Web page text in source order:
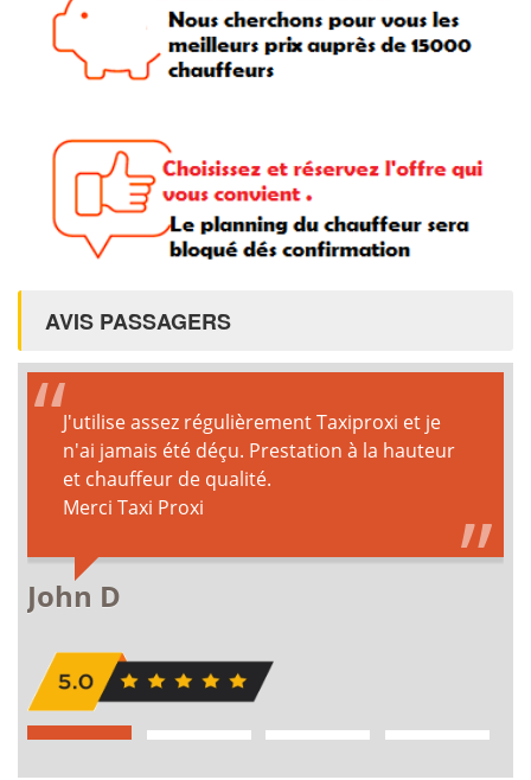
AVIS PASSAGERS